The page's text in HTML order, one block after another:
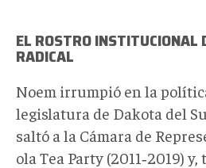
EL ROSTRO
RADICAL
Noem irrumpió en la
legislatura de Dakota del
saltó a la Cámara de
ola Tea Party (2011‑2019)